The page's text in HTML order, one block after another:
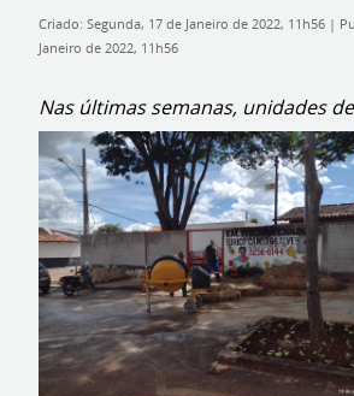
Criado: Segunda, 17 de Janeiro de 2022, 11h56 |
Janeiro de 2022, 11h56
Nas últimas semanas, unidades